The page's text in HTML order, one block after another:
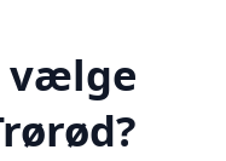
vælge